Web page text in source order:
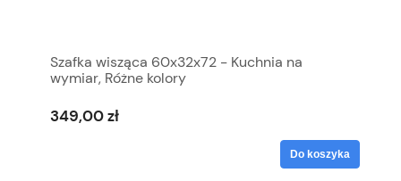
Szafka wisząca 60x32x72 - Kuchnia na
wymiar, Różne kolory
349,00 zł
Do koszyka